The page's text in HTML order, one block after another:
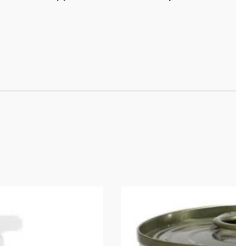
цін:
від
₴111